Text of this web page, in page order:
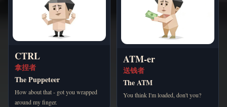
CTRL
拿捏者
The Puppeteer
How about that - got you wrapped
around my finger.
ATM-er
送钱者
The ATM
You think I'm loaded, don't you?